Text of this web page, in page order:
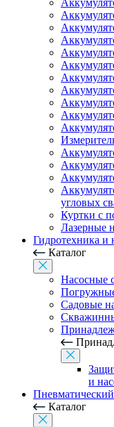
угловых
Куртки с
Лазерные
Гидротехника и
Каталог
Насосные
Садовые
и
Каталог